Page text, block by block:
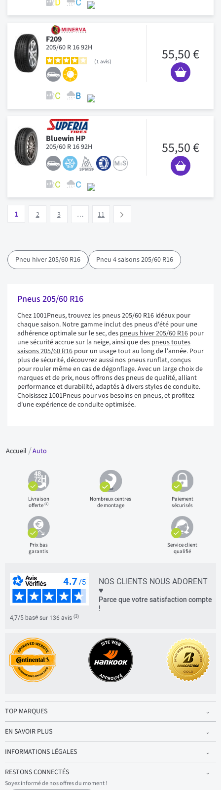
F209
205/60 R 16 92H
1 avis 55,50 €
Bluewin HP
205/60 R 16 92H 55,50 €
Vous lisez actuellement la page
1 2 3 … 11
Pneu hiver 205/60 R16 Pneu 4 saisons 205/60 R16
Pneus 205/60 R16
Chez 1001Pneus, trouvez les pneus 205/60 R16 idéaux pour
chaque saison. Notre gamme inclut des pneus d'été pour une
adhérence optimale sur le sec, des pneus hiver 205/60 R16 pour
une sécurité accrue sur la neige, ainsi que des pneus toutes
saisons 205/60 R16 pour un usage tout au long de l'année. Pour
plus de sécurité, découvrez aussi nos pneus runflat, conçus
pour rouler même en cas de dégonflage. Avec un large choix de
marques et de prix, nous offrons des pneus de qualité, alliant
performance et durabilité, adaptés à divers styles de conduite.
Choisissez 1001Pneus pour vos besoins en pneus, et profitez
d'une expérience de conduite optimisée.
Accueil Auto
Livraison
offerte(1)
Nombreux centres
de montage
Paiement
sécurisés
Prix bas
garantis
Service client
qualifié
NOS CLIENTS NOUS ADORENT
♥
Parce que votre satisfaction compte
!
4,7/5 basé sur 136 avis (3)
TOP MARQUES
EN SAVOIR PLUS
INFORMATIONS LÉGALES
RESTONS CONNECTÉS
Soyez informé de nos offres du moment !